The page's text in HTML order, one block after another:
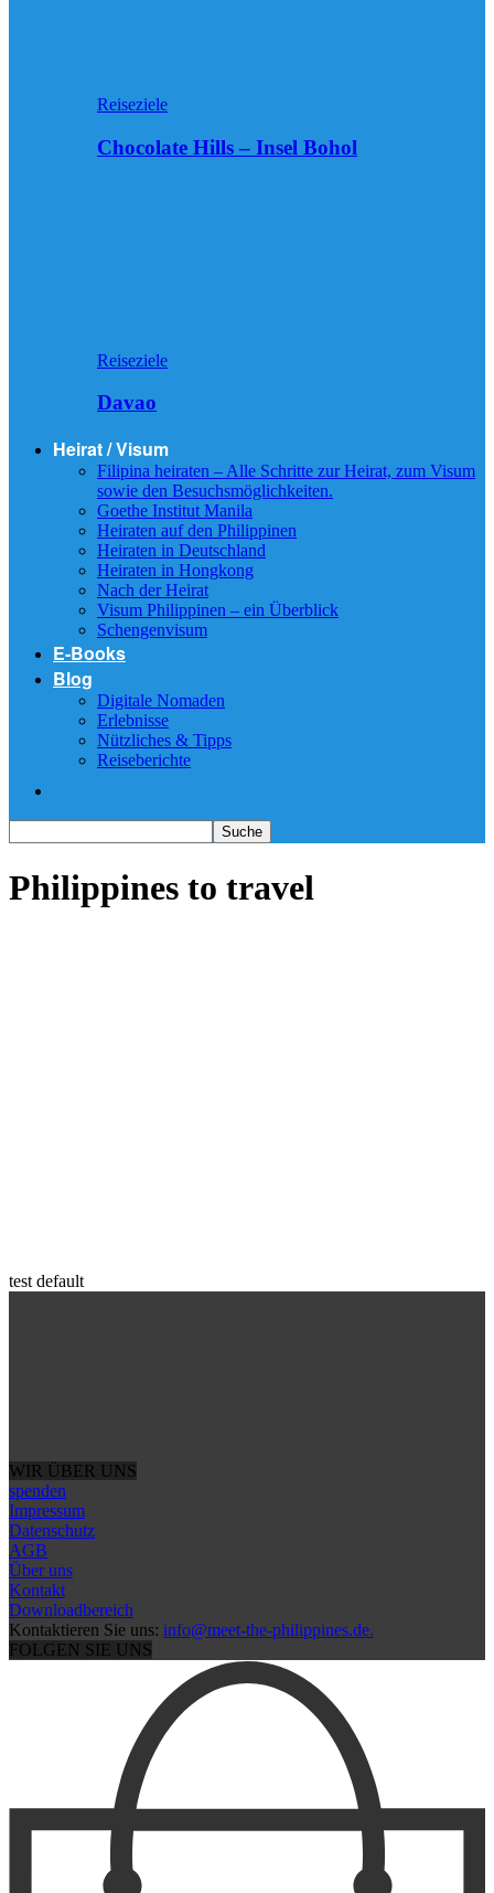
Reiseziele
Chocolate Hills – Insel Bohol
Reiseziele
Davao
Heirat / Visum
Filipina heiraten – Alle Schritte zur Heirat, zum Visum
sowie den Besuchsmöglichkeiten.
Goethe Institut Manila
Heiraten auf den Philippinen
Heiraten in Deutschland
Heiraten in Hongkong
Nach der Heirat
Visum Philippinen – ein Überblick
Schengenvisum
E-Books
Blog
Digitale Nomaden
Erlebnisse
Nützliches & Tipps
Reiseberichte
Philippines to travel
test default
WIR ÜBER UNS
spenden
Impressum
Datenschutz
AGB
Über uns
Kontakt
Downloadbereich
Kontaktieren Sie uns: info@meet-the-philippines.de.
FOLGEN SIE UNS